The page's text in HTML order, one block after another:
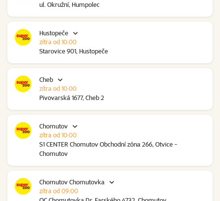
ul. Okružní, Humpolec
Hustopeče
Starovice 901, Hustopeče
zítra od 10:00
Cheb
Pivovarská 1677, Cheb 2
zítra od 10:00
Chomutov
S1 CENTER Chomutov Obchodní zóna 266, Otvice -
Chomutov
zítra od 10:00
Chomutov Chomutovka
zítra od 09:00